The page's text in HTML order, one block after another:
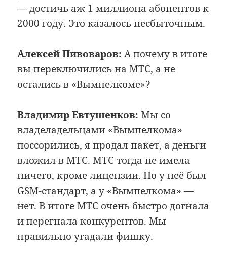
— достичь аж 1 миллиона абонентов к
2000 году. Это казалось несбыточным.
Алексей Пивоваров: А почему в итоге
вы переключились на МТС, а не
остались в «Вымпелкоме»?
Владимир Евтушенков: Мы со
владеладельцами «Вымпелкома»
поссорились, я продал пакет, а деньги
вложил в МТС. МТС тогда не имела
ничего, кроме лицензии. Но у неё был
GSM-стандарт, а у «Вымпелкома» —
нет. В итоге МТС очень быстро догнала
и перегнала конкурентов. Мы
правильно угадали фишку.